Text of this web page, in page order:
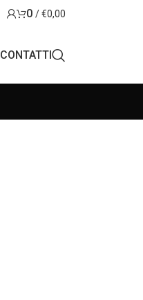
0 /€0,00
CONTATTI